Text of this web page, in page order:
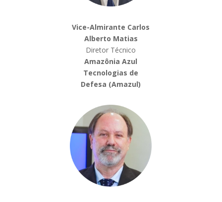
Vice-Almirante Carlos
Alberto Matias
Diretor Técnico
Amazônia Azul
Tecnologias de
Defesa (Amazul)